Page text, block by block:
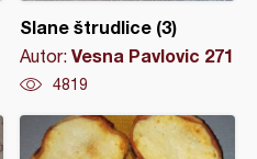
Slane štrudlice (3)
Autor: Vesna Pavlovic 271
4819